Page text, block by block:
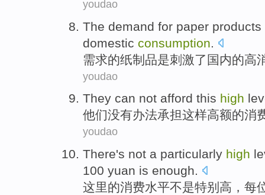
youdao
The demand for paper products
domestic consumption
需求的纸制品是刺激了 国内的高
youdao
They can not afford this high
他们没有办法承担这样高额的消
youdao
There's not a particularly high
100 yuan is enough.
这里的消费水平不是特别 高 ， 每